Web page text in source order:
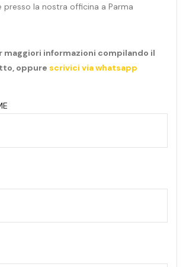
presso la nostra officina a Parma
informazioni compilando il
oppure scrivici via whatsapp